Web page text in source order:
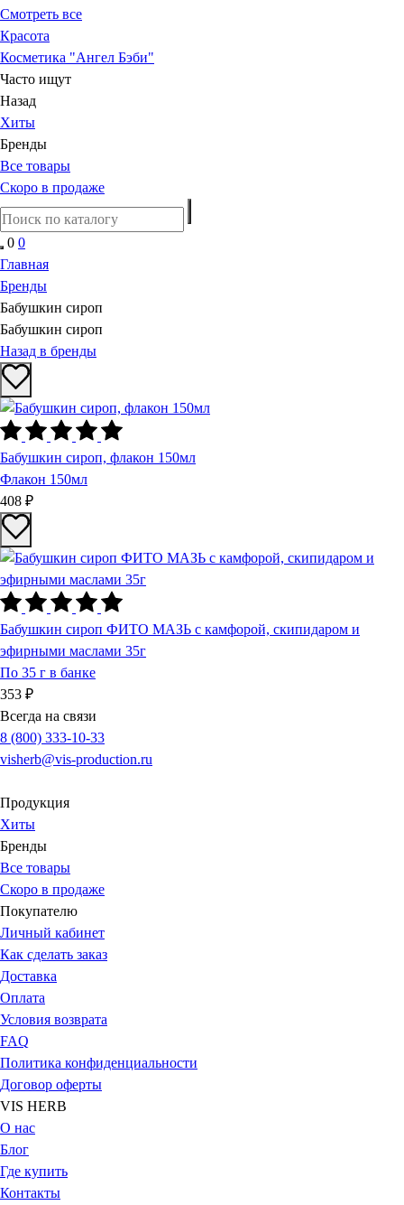
Смотреть все
Красота
Косметика "Ангел Бэби"
Часто ищут
Назад
Хиты
Бренды
Все товары
Скоро в продаже
0 0
Главная
Бренды
Бабушкин сироп
Бабушкин сироп
Назад в бренды
Бабушкин сироп, флакон 150мл
Флакон 150мл
408 ₽
Бабушкин сироп ФИТО МАЗЬ с камфорой, скипидаром и
эфирными маслами 35г
По 35 г в банке
353 ₽
Всегда на связи
8 (800) 333-10-33
visherb@vis-production.ru
Продукция
Хиты
Бренды
Все товары
Скоро в продаже
Покупателю
Личный кабинет
Как сделать заказ
Доставка
Оплата
Условия возврата
FAQ
Политика конфиденциальности
Договор оферты
VIS HERB
О нас
Блог
Где купить
Контакты